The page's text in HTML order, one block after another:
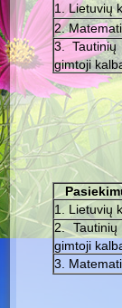
1. Lietuvių
2.
3.
gimtoji
1. Lietuvių
2.
gimtoji
3.